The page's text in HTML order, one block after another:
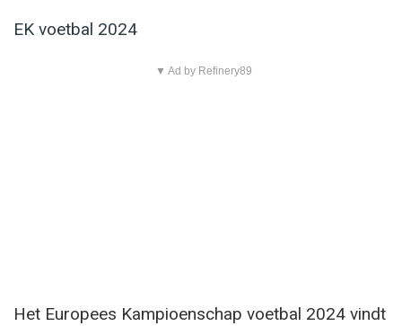
EK voetbal 2024
▼ Ad by Refinery89
Het Europees Kampioenschap voetbal 2024 vindt